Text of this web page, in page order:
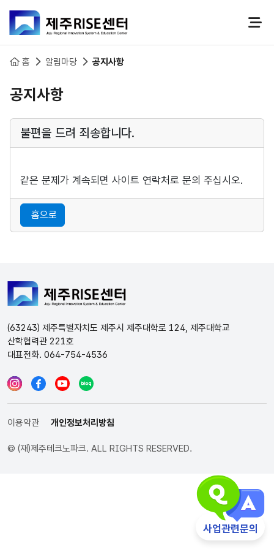
홈 알림마당 공지사항
공지사항
불편을 드려 죄송합니다.
같은 문제가 계속되면 사이트 연락처로 문의 주십시오.
홈으로
(63243) 제주특별자치도 제주시 제주대학로 124, 제주대학교
산학협력관 221호
대표전화. 064-754-4536
이용약관 개인정보처리방침
© (재)제주테크노파크. ALL RIGHTS RESERVED.
사업관련문의